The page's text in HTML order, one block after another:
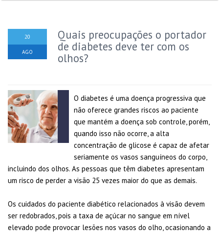
20
AGO
Quais preocupações o portador
de diabetes deve ter com os
olhos?
O diabetes é uma doença progressiva que
não oferece grandes riscos ao paciente
que mantém a doença sob controle, porém,
quando isso não ocorre, a alta
concentração de glicose é capaz de afetar
seriamente os vasos sanguíneos do corpo,
incluindo dos olhos. As pessoas que têm diabetes apresentam
um risco de perder a visão 25 vezes maior do que as demais.
Os cuidados do paciente diabético relacionados à visão devem
ser redobrados, pois a taxa de açúcar no sangue em nível
elevado pode provocar lesões nos vasos do olho, ocasionando a